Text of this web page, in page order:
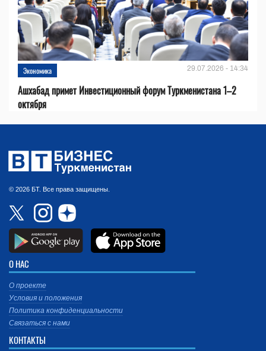
Экономика 29.07.2026 - 14:34
Ашхабад примет Инвестиционный форум Туркменистана 1–2
октября
© 2026 БТ. Все права защищены.
О НАС
О проекте
Условия и положения
Политика конфиденциальности
Связаться с нами
КОНТАКТЫ